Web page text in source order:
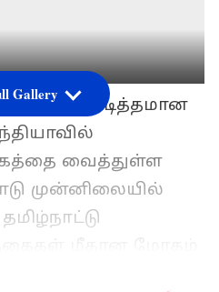
பிடித்தமான
வைத்துள்ள
முன்னிலையில்
Gallery